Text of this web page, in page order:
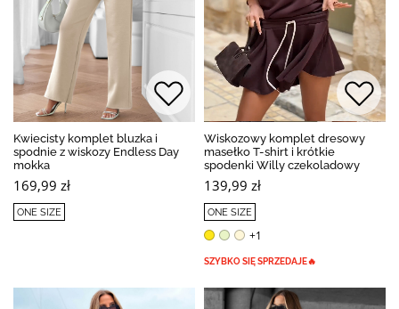
Kwiecisty komplet bluzka i
spodnie z wiskozy Endless Day
mokka
169,99 zł
ONE SIZE
BESTSELLER
Wiskozowy komplet dresowy
masełko T-shirt i krótkie
spodenki Willy czekoladowy
139,99 zł
ONE SIZE
+1
SZYBKO SIĘ SPRZEDAJE🔥